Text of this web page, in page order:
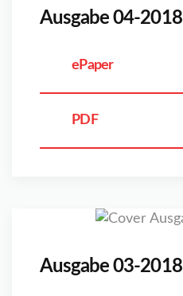
Ausgabe 04-2018
ePaper
PDF
Ausgabe 03-2018